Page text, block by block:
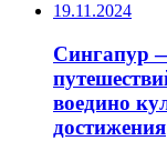
19.11.2024
Сингапур
воедино
достижения